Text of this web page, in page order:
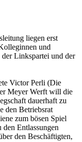
liegen erst
und
Linkspartei und der
Victor Perli (Die
Meyer Werft will die
dauerhaft zu
den Betriebsrat
zum bösen Spiel
Entlassungen
den Beschäftigten,